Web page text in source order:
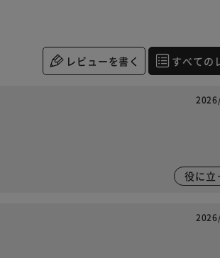
レビューを書く すべての
役に立